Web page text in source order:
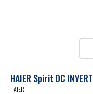
HAIER Spirit DC
HAIER